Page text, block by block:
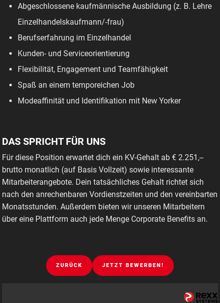
Abgeschlossene kaufmännische Ausbildung (z. B. Lehre
Einzelhandelskaufmann/-frau)
Berufserfahrung im Einzelhandel
Kunden- und Serviceorientierung
Flexibilität, Engagement und Teamfähigkeit
Spaß an einem temporeichen Job
Modeaffinität und Identifikation mit New Yorker
DAS SPRICHT FÜR UNS
Für diese Position erwartet dich ein KV-Gehalt ab € 2.251,--
brutto monatlich (auf Basis Vollzeit) sowie interessante
Mitarbeiterangebote. Dein tatsächliches Gehalt richtet sich
nach den anrechenbaren Vordienstzeiten und den vereinbarten
Monatsstunden. Außerdem bieten wir unseren Mitarbeitern
über eine Plattform auch jede Menge Corporate Benefits an.
ZURÜCK JETZT BEWERBEN!